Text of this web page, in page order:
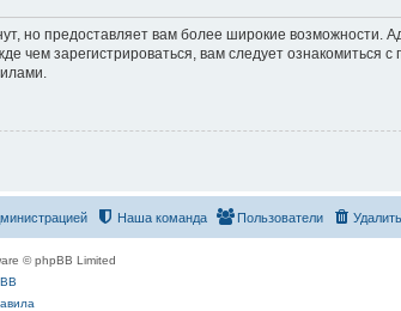
но предоставляет вам более широкие возможности.
чем зарегистрироваться, вам следует ознакомиться с
Пользователи
Наша команда
© phpBB Limited